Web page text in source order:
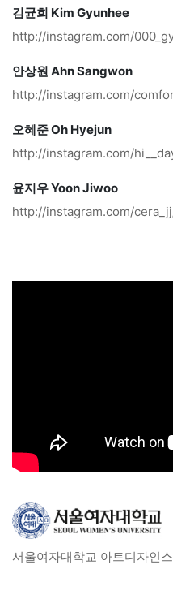
김균희 Kim Gyunhee
http://instagram.com/
안상원 Ahn Sangwon
http://instagram.com/
오혜준 Oh Hyejun
http://instagram.com/
윤지우 Yoon Jiwoo
http://instagram.com/
서울여자대학교 아트디자인